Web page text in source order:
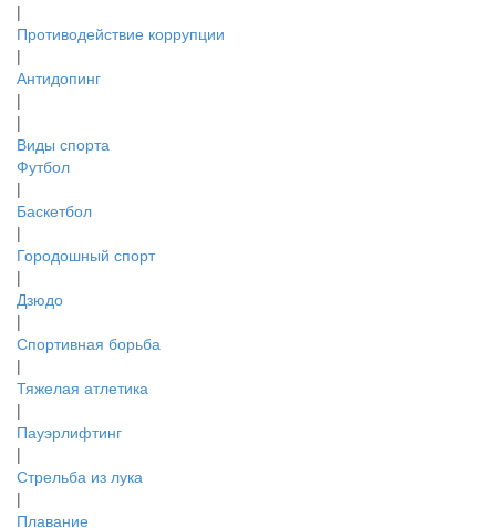
|
Противодействие коррупции
|
Антидопинг
|
|
Виды спорта
Футбол
|
Баскетбол
|
Городошный спорт
|
Дзюдо
|
Спортивная борьба
|
Тяжелая атлетика
|
Пауэрлифтинг
|
Стрельба из лука
|
Плавание